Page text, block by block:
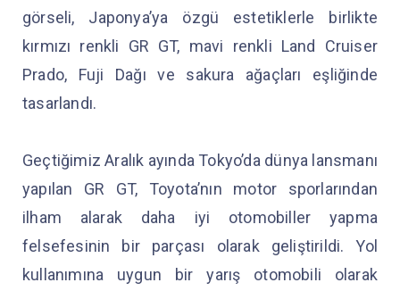
görseli, Japonya’ya özgü estetiklerle birlikte
kırmızı renkli GR GT, mavi renkli Land Cruiser
Prado, Fuji Dağı ve sakura ağaçları eşliğinde
tasarlandı.
Geçtiğimiz Aralık ayında Tokyo’da dünya lansmanı
yapılan GR GT, Toyota’nın motor sporlarından
ilham alarak daha iyi otomobiller yapma
felsefesinin bir parçası olarak geliştirildi. Yol
kullanımına uygun bir yarış otomobili olarak